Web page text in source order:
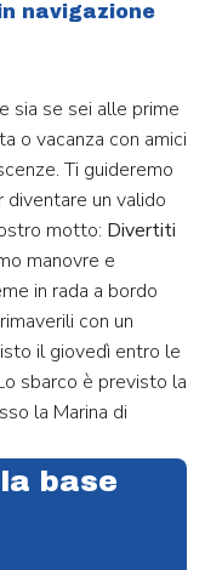
navigazione
sia se sei alle prime
o vacanza con amici
Ti guideremo
un valido
motto: Divertiti
manovre e
in rada a bordo
con un
il giovedì entro le
sbarco è previsto la
la Marina di
base